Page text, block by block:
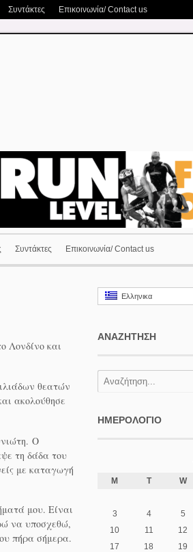
Συντάκτες Επικοινωνία/ Contact us
Συντάκτες Επικοινωνία/ Contact us
Λονδίνο και
θεατών
ακολούθησε
Ο
τη δάδα του
με καταγωγή
μου. Είναι
να υποσχεθώ,
πήρα σήμερα.
Ελληνικα
ΑΝΑΖΉΤΗΣΗ
ΗΜΕΡΟΛΌΓΙΟ
M T W
3
4 5
10
11 12
17
18 19